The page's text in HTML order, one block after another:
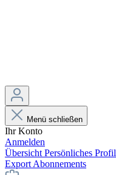
Menü schließen
Ihr Konto
Anmelden
Übersicht Persönliches Profil
Export Abonnements